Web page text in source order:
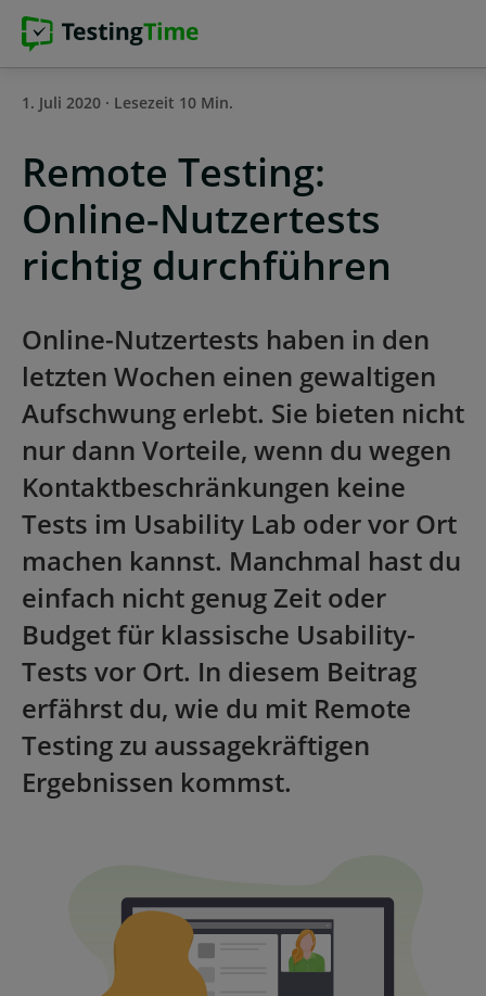
Zur
Hauptnavigation
Zur
Hauptnavigation
Zum
Hauptinhalt
Zum
Footer
1. Juli 2020 · Lesezeit 10 Min.
Remote Testing:
Online-Nutzertests
richtig durchführen
Online-Nutzertests haben in den
letzten Wochen einen gewaltigen
Aufschwung erlebt. Sie bieten nicht
nur dann Vorteile, wenn du wegen
Kontaktbeschränkungen keine
Tests im Usability Lab oder vor Ort
machen kannst. Manchmal hast du
einfach nicht genug Zeit oder
Budget für klassische Usability-
Tests vor Ort. In diesem Beitrag
erfährst du, wie du mit Remote
Testing zu aussagekräftigen
Ergebnissen kommst.